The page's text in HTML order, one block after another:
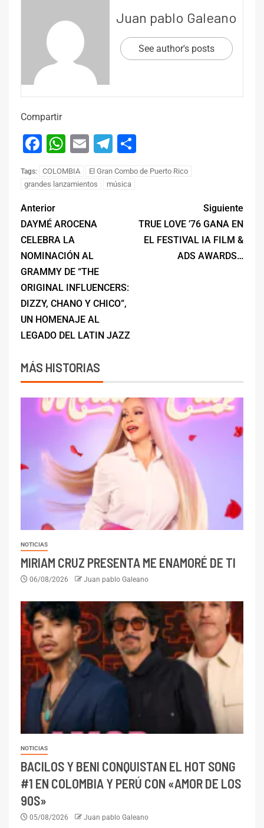
Juan pablo Galeano
See author's posts
Compartir
Facebook
WhatsApp
EmailTelegram
Tags: COLOMBIA
El Gran Combo de Puerto Rico
grandes lanzamientos
música
Anterior
DAYMÉ AROCENA
CELEBRA LA
NOMINACIÓN AL
GRAMMY DE “THE
ORIGINAL INFLUENCERS:
DIZZY, CHANO Y CHICO”,
UN HOMENAJE AL
LEGADO DEL LATIN JAZZ
Siguiente
TRUE LOVE ’76 GANA EN
EL FESTIVAL IA FILM &
ADS AWARDS…
MÁS HISTORIAS
NOTICIAS
MIRIAM CRUZ PRESENTA ME ENAMORÉ DE TI
06/08/2026 Juan pablo Galeano
NOTICIAS
BACILOS Y BENI CONQUISTAN EL HOT SONG
#1 EN COLOMBIA Y PERÚ CON «AMOR DE LOS
90S»
05/08/2026 Juan pablo Galeano